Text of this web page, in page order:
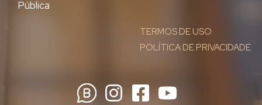
TERMOS DE USO
POLÍTICA DE PRIVACIDADE
Pública